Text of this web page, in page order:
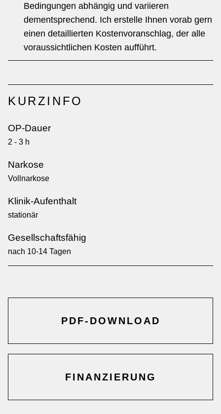
Bedingungen abhängig und variieren
dementsprechend. Ich erstelle Ihnen vorab gern
einen detaillierten Kostenvor­anschlag, der alle
voraussichtlichen Kosten aufführt.
KURZINFO
OP-Dauer
2 - 3 h
Narkose
Vollnarkose
Klinik-Aufenthalt
stationär
Gesellschaftsfähig
nach 10-14 Tagen
PDF-DOWNLOAD
FINANZIERUNG